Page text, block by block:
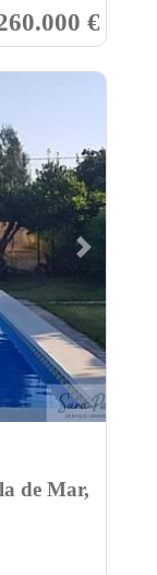
€
Next
de Mar,